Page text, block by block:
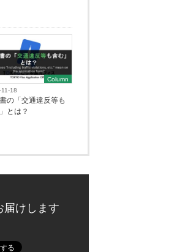
Column
18
の「交通違反等も
とは？
届けします